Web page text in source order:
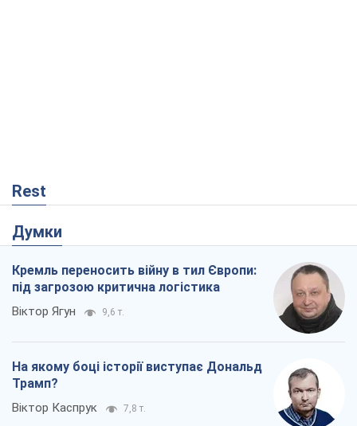
Rest
Думки
Кремль переносить війну в тил Європи:
під загрозою критична логістика
Віктор Ягун 9,6 т.
На якому боці історії виступає Дональд
Трамп?
Віктор Каспрук 7,8 т.